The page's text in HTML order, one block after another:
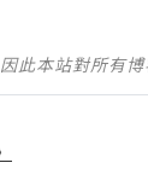
此本站對所有